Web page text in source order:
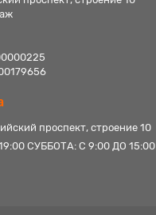
проспект, строение 10
СУББОТА: С 9:00 ДО 15:00